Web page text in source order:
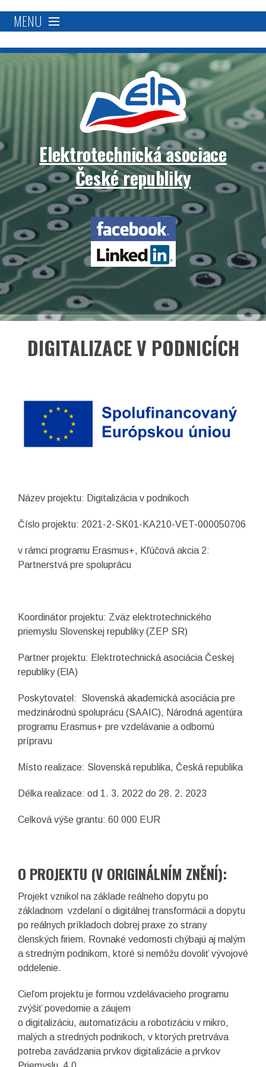
MENU
O nás
Proč se stát členem?
Členská základna
Přímá podpora
Aktivity
Blockchain
EN
Elektrotechnická
Elektrotechnická asociace
České republiky
Facebook
DIGITALIZACE V PODNICÍCH
Název projektu: Digitalizácia v podnikoch
Číslo projektu: 2021-2-SK01-KA210-VET-000050706
v rámci programu Erasmus+, Kľúčová akcia 2:
Partnerstvá pre spoluprácu
Koordinátor projektu: Zväz elektrotechnického
priemyslu Slovenskej republiky (ZEP SR)
Partner projektu: Elektrotechnická asociácia Českej
republiky (ElA)
Poskytovatel: Slovenská akademická asociácia pre
medzinárodnú spoluprácu (SAAIC), Národná agentúra
programu Erasmus+ pre vzdelávanie a odbornú
prípravu
Místo realizace: Slovenská republika, Česká republika
Délka realizace: od 1. 3. 2022 do 28. 2. 2023
Celková výše grantu: 60 000 EUR
O PROJEKTU (V ORIGINÁLNÍM ZNĚNÍ):
Projekt vznikol na základe reálneho dopytu po
základnom vzdelaní o digitálnej transformácii a dopytu
po reálnych príkladoch dobrej praxe zo strany
členských firiem. Rovnaké vedomosti chýbajú aj malým
a stredným podnikom, ktoré si nemôžu dovoliť vývojové
oddelenie.
Cieľom projektu je formou vzdelávacieho programu
zvýšiť povedomie a záujem
o digitalizáciu, automatizáciu a robotizáciu v mikro,
malých a stredných podnikoch, v ktorých pretrváva
potreba zavádzania prvkov digitalizácie a prvkov